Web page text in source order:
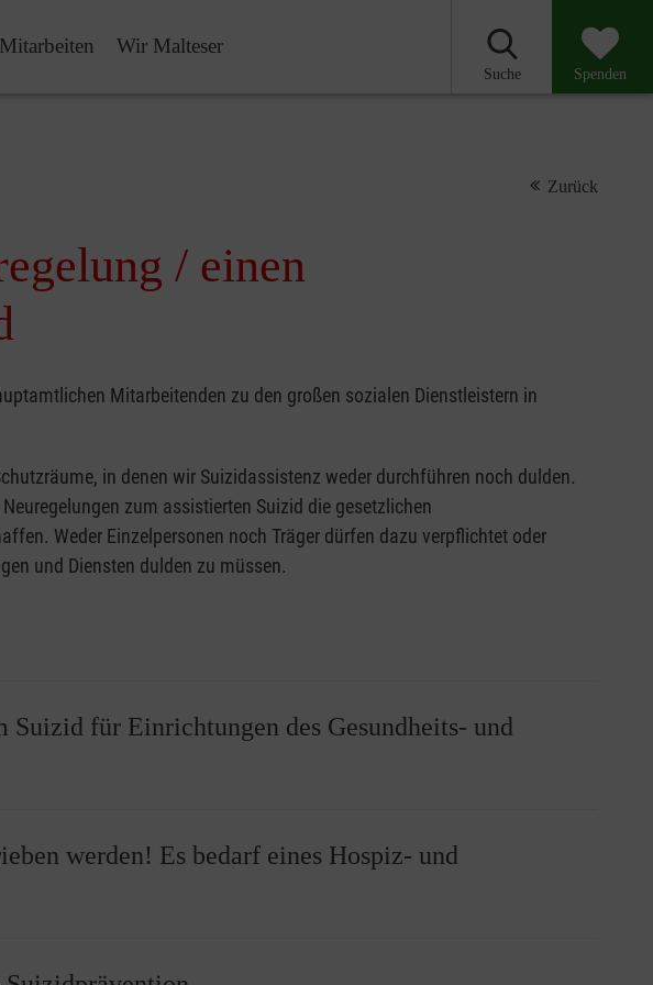
Mitarbeiten Wir Malteser
Suche Spenden
Zurück
/ einen
Mitarbeitenden zu den großen sozialen Dienstleistern in
in denen wir Suizidassistenz weder durchführen noch dulden.
zum assistierten Suizid die gesetzlichen
Weder Einzelpersonen noch Träger dürfen dazu verpflichtet oder
und Diensten dulden zu müssen.
für Einrichtungen des Gesundheits- und
des Gesundheits- und Sozialwesens (Hospizarbeit,
sind oder nicht – dürfen dazu verpflichtet werden, Suizidassistenz zu
werden! Es bedarf eines Hospiz- und